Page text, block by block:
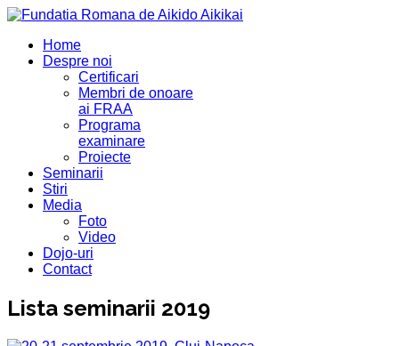
Home
Despre noi
Certificari
Membri de onoare
ai FRAA
Programa
examinare
Proiecte
Seminarii
Stiri
Media
Foto
Video
Dojo-uri
Contact
Lista seminarii 2019